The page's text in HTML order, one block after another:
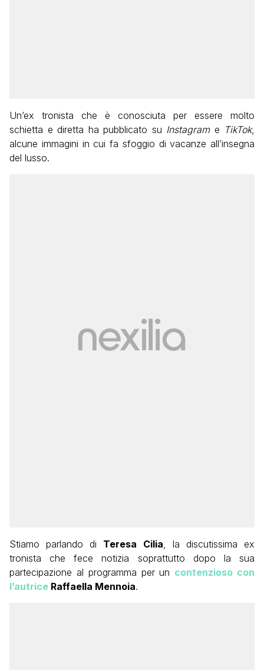
Un’ex tronista che è conosciuta per essere molto
schietta e diretta ha pubblicato su Instagrame TikTok,
alcune immagini in cui fa sfoggio di vacanze all’insegna
del lusso.
Stiamo parlando di Teresa Cilia, la discutissima ex
tronista che fece notizia soprattutto dopo la sua
partecipazione al programma per un contenzioso con
l’autrice Raffaella Mennoia.